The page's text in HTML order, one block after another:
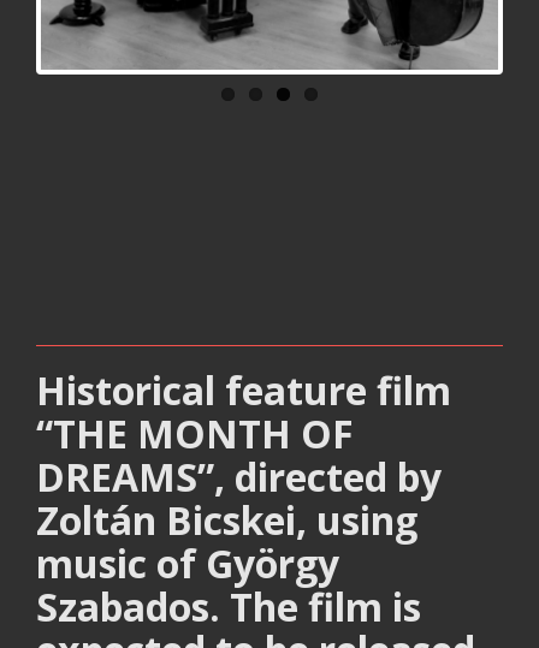
Historical feature film
“THE MONTH OF
DREAMS”, directed by
Zoltán Bicskei, using
music of György
Szabados. The film is